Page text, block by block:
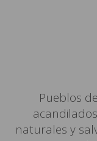
Pueblos
naturales y